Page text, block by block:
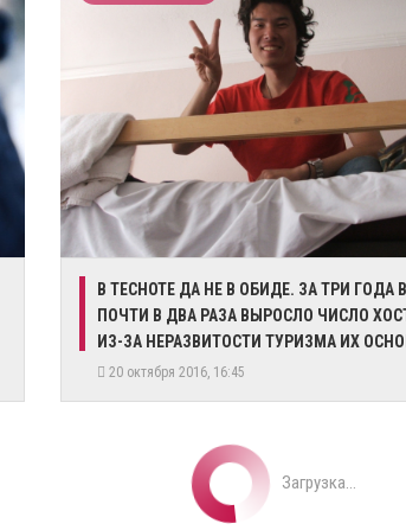
В ТЕСНОТЕ ДА НЕ В ОБИДЕ. ЗА ТРИ ГОДА
ПОЧТИ В ДВА РАЗА ВЫРОСЛО ЧИСЛО
ИЗ-ЗА НЕРАЗВИТОСТИ ТУРИЗМА ИХ
КЛИЕНТЫ – КОМАНДИРОВАННЫЕ
20 октября 2016, 16:45
Загрузка...